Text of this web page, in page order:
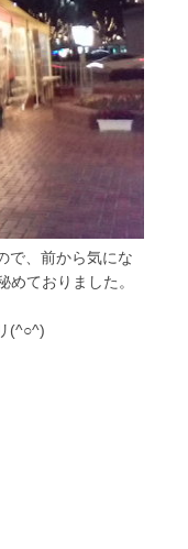
で、前から気にな
ておりました。
(^○^)